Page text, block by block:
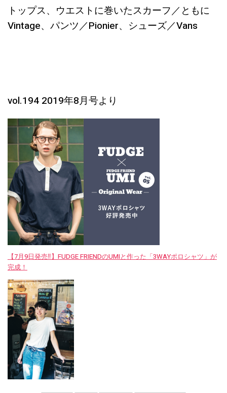
トップス、ウエストに巻いたスカーフ／ともに
Vintage、パンツ／Pionier、シューズ／Vans
vol.194 2019年8月号より
【7月9日発売‼︎】FUDGE FRIENDのUMIと作った「3WAYポロシャツ」が
完成！